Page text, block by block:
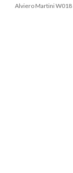
Alviero Martini W018